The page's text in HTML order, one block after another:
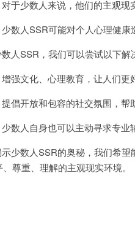
少数人来说，他们的主观现
人SSR可能对个人心理健康
SSR，我们可以尝试以下解
文化、心理教育，让人们更
开放和包容的社交氛围，帮
人自身也可以主动寻求专业
数人SSR的奥秘，我们希望
尊重、理解的主观现实环境。